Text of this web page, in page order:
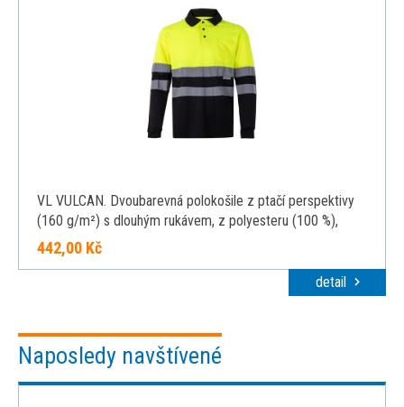
VL VULCAN. Dvoubarevná polokošile z ptačí perspektivy
(160 g/m²) s dlouhým rukávem, z polyesteru (100 %),
černá, 2XL
442,00 Kč
detail
Naposledy navštívené